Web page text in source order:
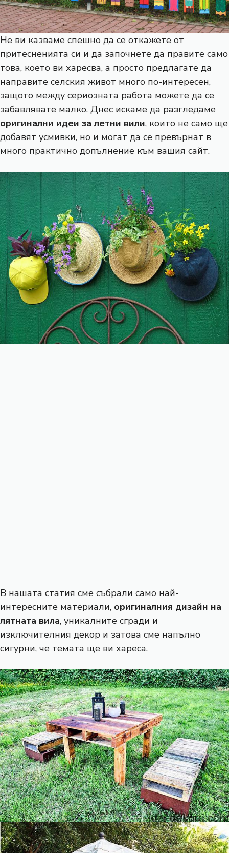
Не ви казваме спешно да се откажете от
притесненията си и да започнете да правите само
това, което ви харесва, а просто предлагате да
направите селския живот много по-интересен,
защото между сериозната работа можете да се
забавлявате малко. Днес искаме да разгледаме
оригинални идеи за летни вили, които не само ще
добавят усмивки, но и могат да се превърнат в
много практично допълнение към вашия сайт.
В нашата статия сме събрали само най-
интересните материали, оригиналния дизайн на
лятната вила, уникалните сгради и
изключителния декор и затова сме напълно
сигурни, че темата ще ви хареса.